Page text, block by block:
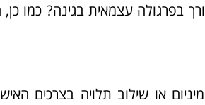
בפרגולה עצמאית בגינה? כמו
או שילוב תלויה בצרכים